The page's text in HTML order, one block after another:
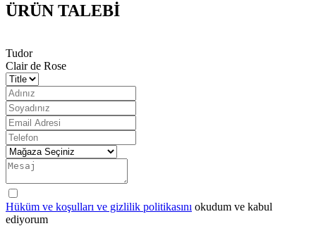
ÜRÜN TALEBİ
Tudor
Clair de Rose
Hüküm ve koşulları ve gizlilik politikasını okudum ve kabul
ediyorum